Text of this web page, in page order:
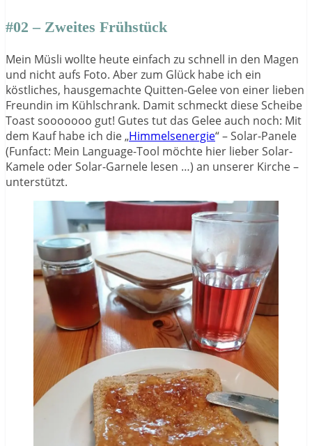
#02 – Zweites Frühstück
Mein Müsli wollte heute einfach zu schnell in den Magen
und nicht aufs Foto. Aber zum Glück habe ich ein
köstliches, hausgemachte Quitten-Gelee von einer lieben
Freundin im Kühlschrank. Damit schmeckt diese Scheibe
Toast sooooooo gut! Gutes tut das Gelee auch noch: Mit
dem Kauf habe ich die „Himmelsenergie“ – Solar-Panele
(Funfact: Mein Language-Tool möchte hier lieber Solar-
Kamele oder Solar-Garnele lesen …) an unserer Kirche –
unterstützt.